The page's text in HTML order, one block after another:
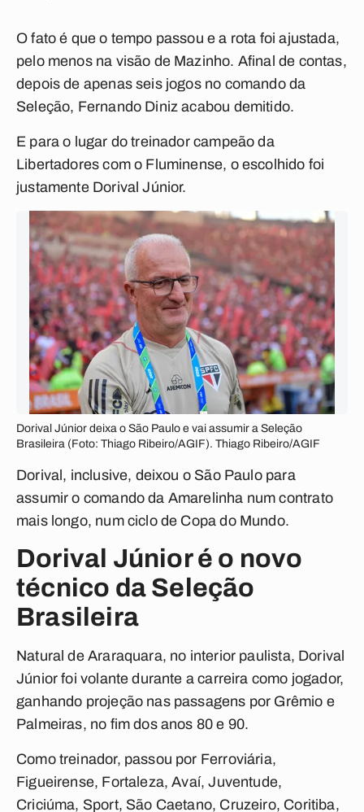
O fato é que o tempo passou e a rota foi ajustada,
pelo menos na visão de Mazinho. Afinal de contas,
depois de apenas seis jogos no comando da
Seleção, Fernando Diniz acabou demitido.
E para o lugar do treinador campeão da
Libertadores com o Fluminense, o escolhido foi
justamente Dorival Júnior.
Dorival Júnior deixa o São Paulo e vai assumir a Seleção
Brasileira (Foto: Thiago Ribeiro/AGIF). Thiago Ribeiro/AGIF
Dorival, inclusive, deixou o São Paulo para
assumir o comando da Amarelinha num contrato
mais longo, num ciclo de Copa do Mundo.
Dorival Júnior é o novo
técnico da Seleção
Brasileira
Natural de Araraquara, no interior paulista, Dorival
Júnior foi volante durante a carreira como jogador,
ganhando projeção nas passagens por Grêmio e
Palmeiras, no fim dos anos 80 e 90.
Como treinador, passou por Ferroviária,
Figueirense, Fortaleza, Avaí, Juventude,
Criciúma, Sport, São Caetano, Cruzeiro, Coritiba,